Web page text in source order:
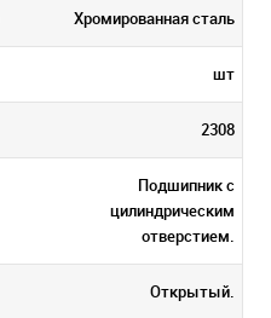
Хромированная сталь
шт
2308
Подшипник с
цилиндрическим
отверстием.
Открытый.